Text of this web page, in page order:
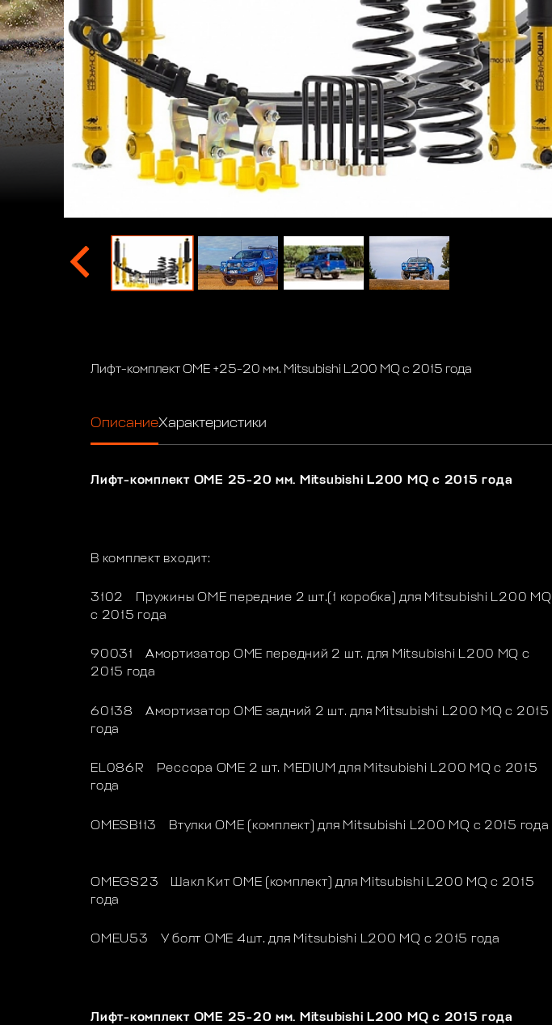
Лифт-комплект OME +25-20 мм. Mitsubishi L200 MQ с 2015 года
ОписаниеХарактеристики
Лифт-комплект OME 25-20 мм. Mitsubishi L200 MQ с 2015 года
В комплект входит:
3102 Пружины OME передние 2 шт.(1 коробка) для Mitsubishi L200 MQ
с 2015 года
90031 Амортизатор OME передний 2 шт. для Mitsubishi L200 MQ с
2015 года
60138 Амортизатор OME задний 2 шт. для Mitsubishi L200 MQ с 2015
года
EL086R Рессора OME 2 шт. MEDIUM для Mitsubishi L200 MQ с 2015
года
OMESB113 Втулки OME (комплект) для Mitsubishi L200 MQ с 2015 года
OMEGS23 Шакл Кит OME (комплект) для Mitsubishi L200 MQ с 2015
года
OMEU53 У болт OME 4шт. для Mitsubishi L200 MQ с 2015 года
Лифт-комплект OME 25-20 мм. Mitsubishi L200 MQ с 2015 года